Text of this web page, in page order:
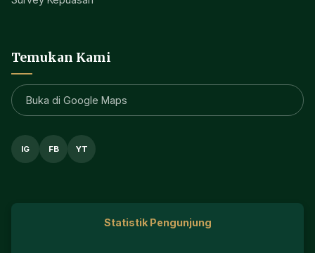
Temukan Kami
Buka di Google Maps
IG FB YT
Statistik Pengunjung